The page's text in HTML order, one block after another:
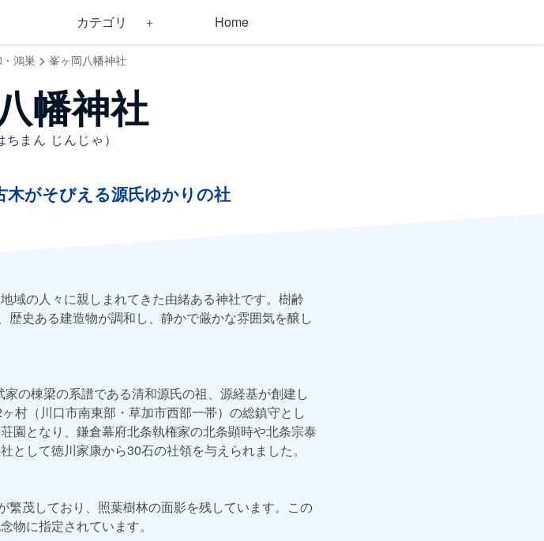
カテゴリ Home
鴻巣 > 峯ヶ岡八幡神社
幡神社
ちまん じんじゃ）
木がそびえる源氏ゆかりの社
域の人々に親しまれてきた由緒ある神社です。樹齢
史ある建造物が調和し、静かで厳かな雰囲気を醸し
の棟梁の系譜である清和源氏の祖、源経基が創建し
村（川口市南東部・草加市西部一帯）の総鎮守とし
園となり、鎌倉幕府北条執権家の北条顕時や北条宗泰
して徳川家康から30石の社領を与えられました。
茂しており、照葉樹林の面影を残しています。この
物に指定されています。